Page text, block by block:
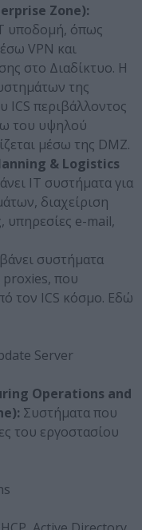
Zone):
υποδομή, όπως
VPN και
στο Διαδίκτυο. Η
της
ICS περιβάλλοντος
του υψηλού
μέσω της DMZ.
& Logistics
IT συστήματα για
διαχείριση
υπηρεσίες e-mail,
συστήματα
proxies, που
τον ICS κόσμο. Εδώ
Server
Operations and
Συστήματα που
του εργοστασίου